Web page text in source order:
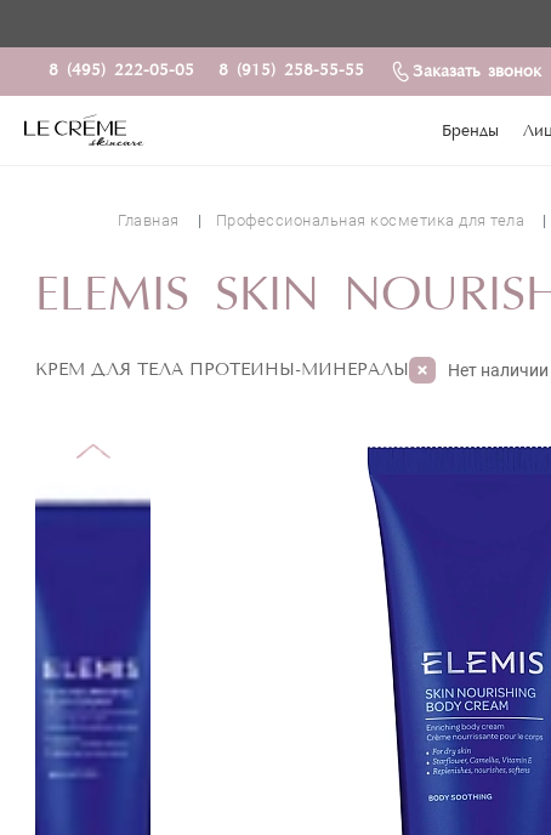
8 (495) 222-05-05 8 (915) 258-55-55 Заказать звонок
Бренды
Главная Профессиональная косметика для тела
ELEMIS SKIN
КРЕМ ДЛЯ ТЕЛА ПРОТЕИНЫ-МИНЕРАЛЫ Нет наличии